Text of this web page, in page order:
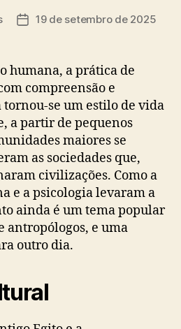
Data19 de setembro de 2025
humana, a prática de
compreensão e
se um estilo de vida
a partir de pequenos
maiores se
as sociedades que,
civilizações. Como a
e a psicologia levaram a
ainda é um tema popular
antropólogos, e uma
outro dia.